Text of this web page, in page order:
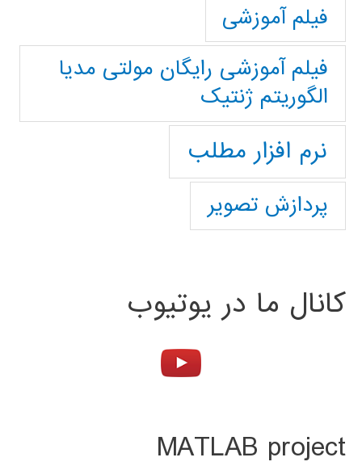
فیلم آموزشی
فیلم آموزشی رایگان مولتی مدیا
الگوریتم ژنتیک
نرم افزار مطلب
پردازش تصویر
کانال ما در یوتیوب
MATLAB project